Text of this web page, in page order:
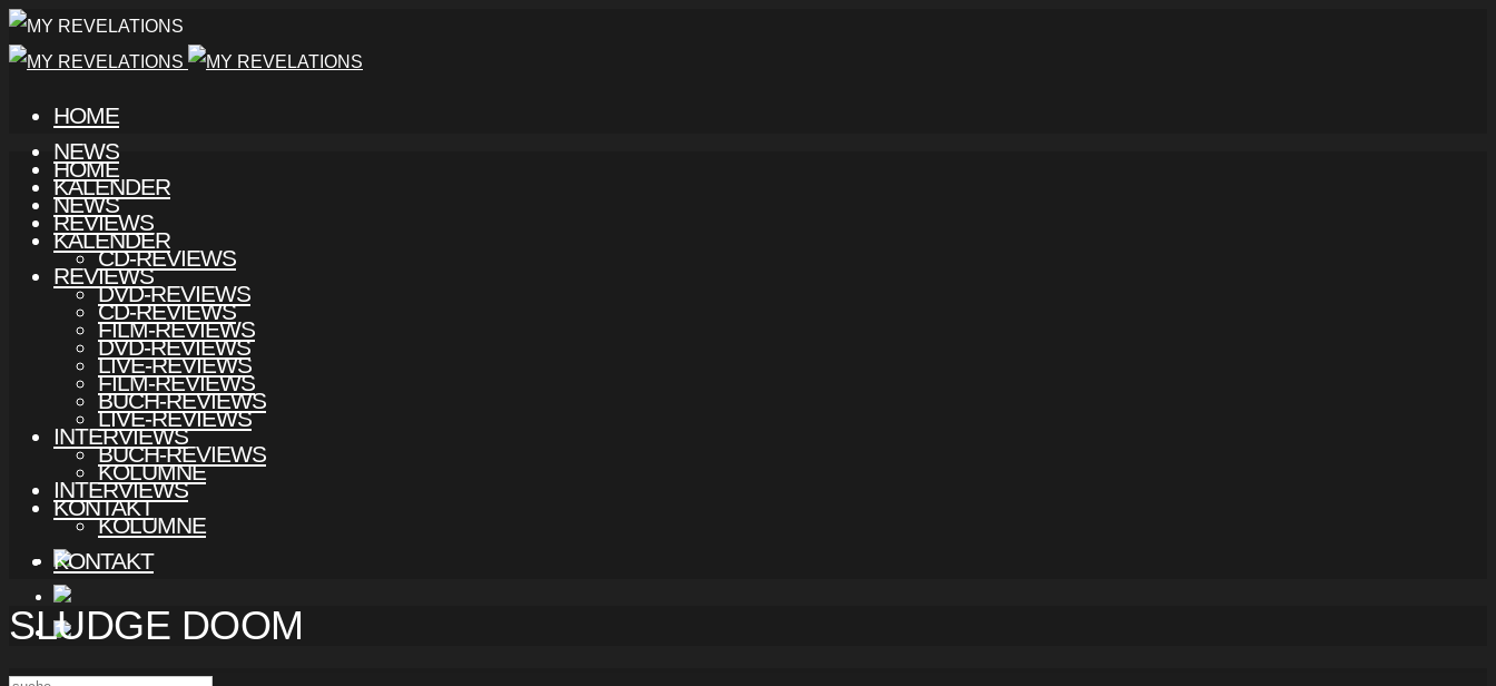
HOME
NEWS
KALENDER
REVIEWS
CD-REVIEWS
DVD-REVIEWS
FILM-REVIEWS
LIVE-REVIEWS
BUCH-REVIEWS
INTERVIEWS
KOLUMNE
KONTAKT
HOME
NEWS
KALENDER
REVIEWS
CD-REVIEWS
DVD-REVIEWS
FILM-REVIEWS
LIVE-REVIEWS
BUCH-REVIEWS
INTERVIEWS
KOLUMNE
KONTAKT
SLUDGE DOOM